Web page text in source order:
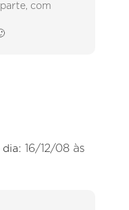
com
16/12/08 às